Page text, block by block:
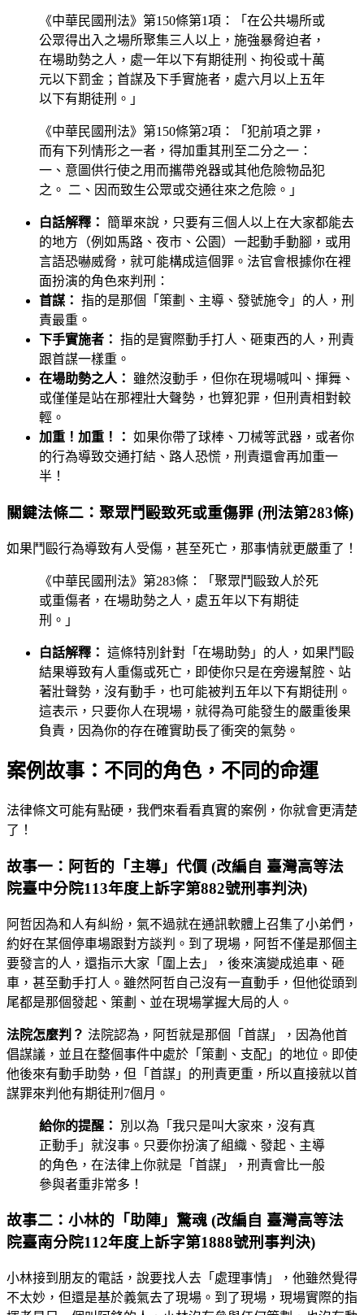
《中華民國刑法》第150條第1項：「在公共場所或
公眾得出入之場所聚集三人以上，施強暴脅迫者，
在場助勢之人，處一年以下有期徒刑、拘役或十萬
元以下罰金；首謀及下手實施者，處六月以上五年
以下有期徒刑。」
《中華民國刑法》第150條第2項：「犯前項之罪，
而有下列情形之一者，得加重其刑至二分之一：
一、意圖供行使之用而攜帶兇器或其他危險物品犯
之。 二、因而致生公眾或交通往來之危險。」
白話解釋： 簡單來說，只要有三個人以上在大家都能去
的地方（例如馬路、夜市、公園）一起動手動腳，或用
言語恐嚇威脅，就可能構成這個罪。法官會根據你在裡
面扮演的角色來判刑：
首謀： 指的是那個「策劃、主導、發號施令」的人，刑
責最重。
下手實施者： 指的是實際動手打人、砸東西的人，刑責
跟首謀一樣重。
在場助勢之人：
雖然沒動手，但你在現場喊叫、揮舞、
或僅僅是站在那裡壯大聲勢，也算犯罪，但刑責相對較
輕。
加重！加重！： 如果你帶了球棒、刀械等武器，或者你
的行為導致交通打結、路人恐慌，刑責還會再加重一
半！
關鍵法條二：聚眾鬥毆致死或重傷罪 (刑法第283條)
如果鬥毆行為導致有人受傷，甚至死亡，那事情就更嚴重了！
《中華民國刑法》第283條：「聚眾鬥毆致人於死
或重傷者，在場助勢之人，處五年以下有期徒
刑。」
白話解釋： 這條特別針對「在場助勢」的人，如果鬥毆
結果導致有人重傷或死亡，即使你只是在旁邊幫腔、站
著壯聲勢，沒有動手，也可能被判五年以下有期徒刑。
這表示，只要你人在現場，就得為可能發生的嚴重後果
負責，因為你的存在確實助長了衝突的氣勢。
案例故事：不同的角色，不同的命運
法律條文可能有點硬，我們來看看真實的案例，你就會更清楚
了！
故事一：阿哲的「主導」代價 (改編自 臺灣高等法
院臺中分院113年度上訴字第882號刑事判決)
阿哲因為和人有糾紛，氣不過就在通訊軟體上召集了小弟們，
約好在某個停車場跟對方談判。到了現場，阿哲不僅是那個主
要發言的人，還指示大家「圍上去」，後來演變成追車、砸
車，甚至動手打人。雖然阿哲自己沒有一直動手，但他從頭到
尾都是那個發起、策劃、並在現場掌握大局的人。
法院怎麼判？ 法院認為，阿哲就是那個「首謀」，因為他首
倡謀議，並且在整個事件中處於「策劃、支配」的地位。即使
他後來有動手助勢，但「首謀」的刑責更重，所以直接就以首
謀罪來判他有期徒刑7個月。
給你的提醒：
別以為「我只是叫大家來，沒有真
正動手」就沒事。只要你扮演了組織、發起、主導
的角色，在法律上你就是「首謀」，刑責會比一般
參與者重非常多！
故事二：小林的「助陣」驚魂 (改編自 臺灣高等法
院臺南分院112年度上訴字第1888號刑事判決)
小林接到朋友的電話，說要找人去「處理事情」，他雖然覺得
不太妙，但還是基於義氣去了現場。到了現場，現場實際的指